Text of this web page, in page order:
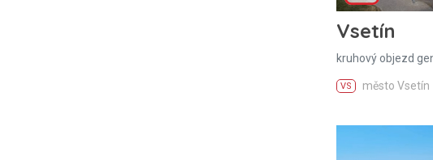
Vsetín
kruhový objezd
VS město Vsetín